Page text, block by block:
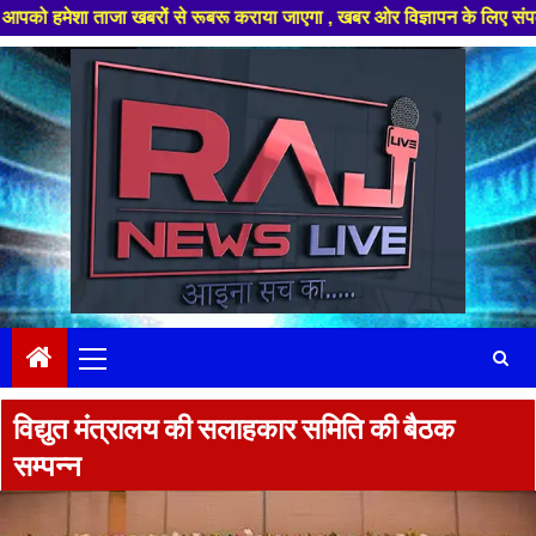
खबरों से रूबरू कराया जाएगा , खबर ओर विज्ञापन के लिए संपर्क करे
Skip
to
content
Menu
विद्युत मंत्रालय की सलाहकार समिति की बैठक
सम्‍पन्‍न